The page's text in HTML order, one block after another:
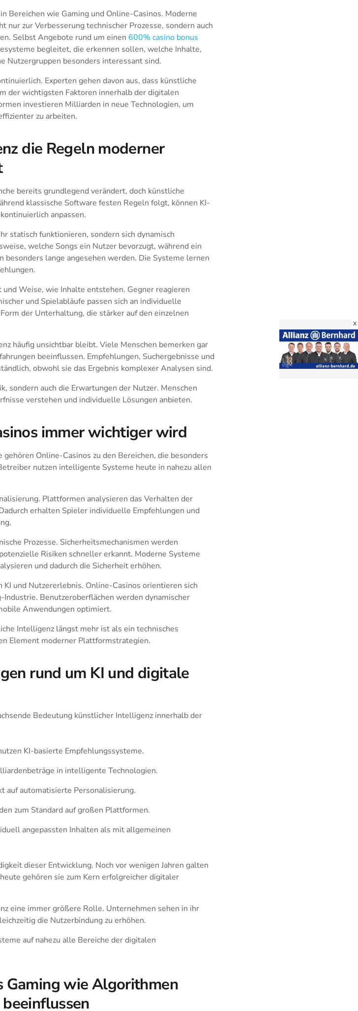
Bereichen wie Gaming und Online-Casinos. Moderne
zur Verbesserung technischer Prozesse, sondern auch
Selbst Angebote rund um einen 600% casino bonus
begleitet, die erkennen sollen, welche Inhalte,
Nutzergruppen besonders interessant sind.
Experten gehen davon aus, dass künstliche
der wichtigsten Faktoren innerhalb der digitalen
investieren Milliarden in neue Technologien, um
zu arbeiten.
die Regeln moderner
bereits grundlegend verändert, doch künstliche
klassische Software festen Regeln folgt, können KI-
anpassen.
statisch funktionieren, sondern sich dynamisch
welche Songs ein Nutzer bevorzugt, während ein
lange angesehen werden. Die Systeme lernen
Weise, wie Inhalte entstehen. Gegner reagieren
und Spielabläufe passen sich an individuelle
der Unterhaltung, die stärker auf den einzelnen
häufig unsichtbar bleibt. Viele Menschen bemerken gar
beeinflussen. Empfehlungen, Suchergebnisse und
obwohl sie das Ergebnis komplexer Analysen sind.
sondern auch die Erwartungen der Nutzer. Menschen
verstehen und individuelle Lösungen anbieten.
immer wichtiger wird
Online-Casinos zu den Bereichen, die besonders
nutzen intelligente Systeme heute in nahezu allen
Plattformen analysieren das Verhalten der
erhalten Spieler individuelle Empfehlungen und
Prozesse. Sicherheitsmechanismen werden
Risiken schneller erkannt. Moderne Systeme
und dadurch die Sicherheit erhöhen.
und Nutzererlebnis. Online-Casinos orientieren sich
Industrie. Benutzeroberflächen werden dynamischer
Anwendungen optimiert.
Intelligenz längst mehr ist als ein technisches
Element moderner Plattformstrategien.
rund um KI und digitale
Bedeutung künstlicher Intelligenz innerhalb der
KI-basierte Empfehlungssysteme.
in intelligente Technologien.
auf automatisierte Personalisierung.
zum Standard auf großen Plattformen.
angepassten Inhalten als mit allgemeinen
dieser Entwicklung. Noch vor wenigen Jahren galten
gehören sie zum Kern erfolgreicher digitaler
eine immer größere Rolle. Unternehmen sehen in ihr
die Nutzerbindung zu erhöhen.
auf nahezu alle Bereiche der digitalen
Gaming wie Algorithmen
X